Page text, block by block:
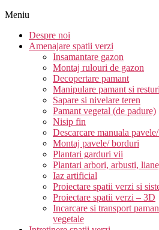
Meniu
Despre noi
Amenajare spatii verzi
Insamantare gazon
Montaj rulouri de gazon
Decopertare pamant
Manipulare pamant si
Sapare si nivelare teren
Pamant vegetal (de padure)
Nisip fin
Descarcare manuala
Montaj pavele/ borduri
Plantari garduri vii
Plantari arbori, arbusti,
Iaz artificial
Proiectare spatii verzi si
Proiectare spatii verzi – 3D
Incarcare si transport
vegetale